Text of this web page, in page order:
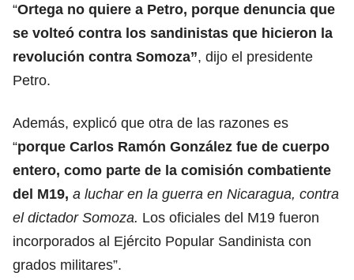
“Ortega no quiere a Petro, porque denuncia que
se volteó contra los sandinistas que hicieron la
revolución contra Somoza”, dijo el presidente
Petro.
Además, explicó que otra de las razones es
“porque Carlos Ramón González fue de cuerpo
entero, como parte de la comisión combatiente
del M19, a luchar en la guerra en Nicaragua, contra
el dictador Somoza. Los oficiales del M19 fueron
incorporados al Ejército Popular Sandinista con
grados militares”.